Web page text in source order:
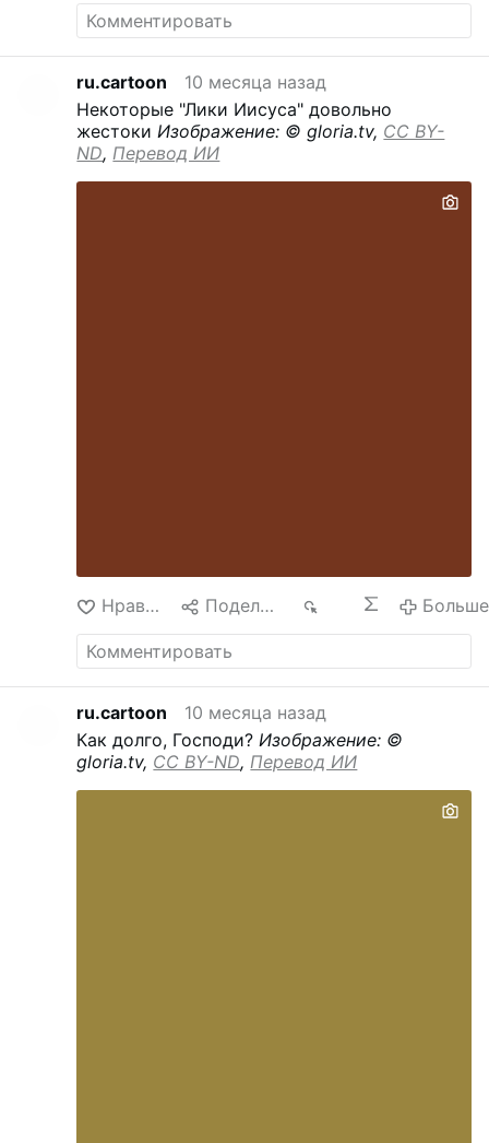
ru.cartoon
10 месяца назад
Некоторые "Лики Иисуса" довольно
жестоки Изображение: © gloria.tv, CC BY-
ND,Перевод ИИ
Нравится Поделиться Больше
ru.cartoon
10 месяца назад
Как долго, Господи? Изображение: ©
gloria.tv, CC BY-ND,Перевод ИИ